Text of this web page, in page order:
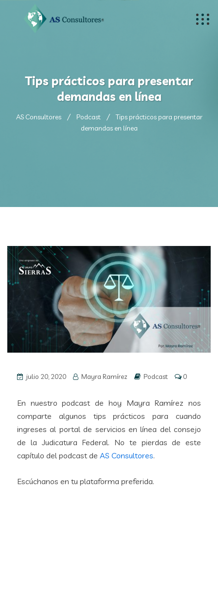
Tips prácticos para presentar
demandas en línea
AS Consultores Podcast
Tips prácticos para presentar
demandas en línea
julio 20, 2020 Mayra Ramírez Podcast 0
En nuestro podcast de hoy Mayra Ramírez nos
comparte algunos tips prácticos para cuando
ingreses al portal de servicios en línea del consejo
de la Judicatura Federal. No te pierdas de este
capítulo del podcast de AS Consultores.
Escúchanos en tu plataforma preferida.